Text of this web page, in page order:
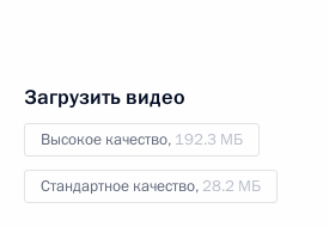
Загрузить видео
Высокое качество, 192.3 МБ
Стандартное качество, 28.2 МБ